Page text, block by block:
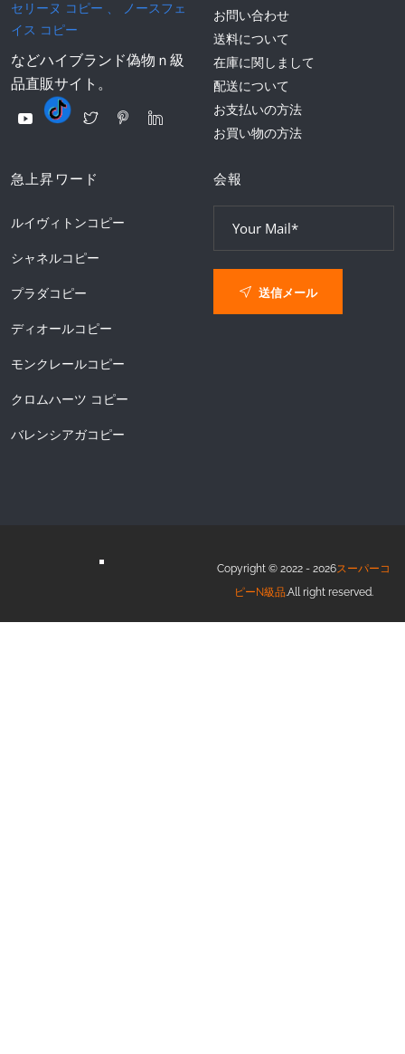
セリーヌ コピー 、
ノースフェ
イス コピー
などハイブランド偽物ｎ級
品直販サイト。
お問い合わせ
送料について
在庫に関しまして
配送について
お支払いの方法
お買い物の方法
急上昇ワード
ルイヴィトンコピー
シャネルコピー
プラダコピー
ディオールコピー
モンクレールコピー
クロムハーツ コピー
バレンシアガコピー
会報
送信メール
Copyright © 2022 - 2026スーパーコ
ピーN級品.All right reserved.